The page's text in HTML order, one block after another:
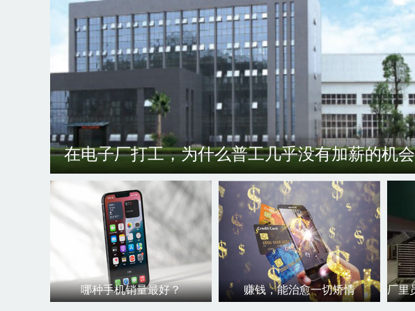
在电子厂打工，为什么普工几乎没有加薪的机
哪种手机销量最好？ 赚钱，能治愈一切矫情